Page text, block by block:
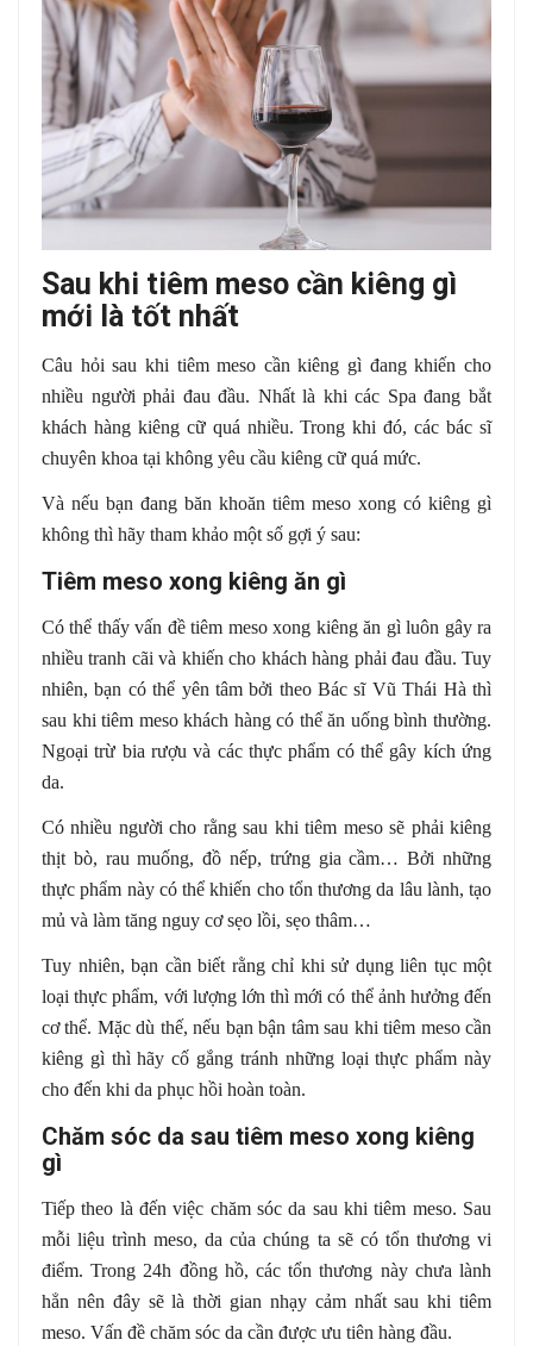
Sau khi tiêm meso cần kiêng gì
mới là tốt nhất
Câu hỏi sau khi tiêm meso cần kiêng gì đang khiến cho
nhiều người phải đau đầu. Nhất là khi các Spa đang bắt
khách hàng kiêng cữ quá nhiều. Trong khi đó, các bác sĩ
chuyên khoa tại không yêu cầu kiêng cữ quá mức.
Và nếu bạn đang băn khoăn tiêm meso xong có kiêng gì
không thì hãy tham khảo một số gợi ý sau:
Tiêm meso xong kiêng ăn gì
Có thể thấy vấn đề tiêm meso xong kiêng ăn gì luôn gây ra
nhiều tranh cãi và khiến cho khách hàng phải đau đầu. Tuy
nhiên, bạn có thể yên tâm bởi theo Bác sĩ Vũ Thái Hà thì
sau khi tiêm meso khách hàng có thể ăn uống bình thường.
Ngoại trừ bia rượu và các thực phẩm có thể gây kích ứng
da.
Có nhiều người cho rằng sau khi tiêm meso sẽ phải kiêng
thịt bò, rau muống, đồ nếp, trứng gia cầm… Bởi những
thực phẩm này có thể khiến cho tổn thương da lâu lành, tạo
mủ và làm tăng nguy cơ sẹo lồi, sẹo thâm…
Tuy nhiên, bạn cần biết rằng chỉ khi sử dụng liên tục một
loại thực phẩm, với lượng lớn thì mới có thể ảnh hưởng đến
cơ thể. Mặc dù thế, nếu bạn bận tâm sau khi tiêm meso cần
kiêng gì thì hãy cố gắng tránh những loại thực phẩm này
cho đến khi da phục hồi hoàn toàn.
Chăm sóc da sau tiêm meso xong kiêng
gì
Tiếp theo là đến việc chăm sóc da sau khi tiêm meso. Sau
mỗi liệu trình meso, da của chúng ta sẽ có tổn thương vi
điểm. Trong 24h đồng hồ, các tổn thương này chưa lành
hẳn nên đây sẽ là thời gian nhạy cảm nhất sau khi tiêm
meso. Vấn đề chăm sóc da cần được ưu tiên hàng đầu.